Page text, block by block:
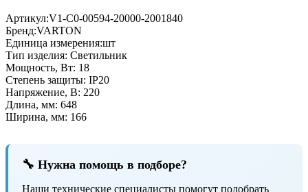
Артикул:V1-C0-00594-20000-2001840
Бренд:VARTON
Единица измерения:шт
Тип изделия: Светильник
Мощность, Вт: 18
Степень защиты: IP20
Напряжение, В: 220
Длина, мм: 648
Ширина, мм: 166
🔧 Нужна помощь в подборе?
Наши технические специалисты помогут подобрать